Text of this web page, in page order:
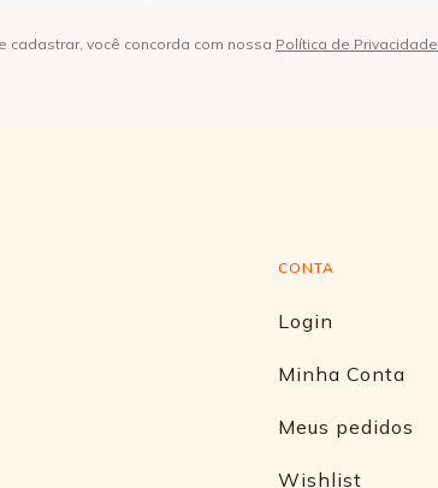
cadastrar, você concorda com nossa Política de Privacidade
CONTA
Login
Minha Conta
Meus pedidos
Wishlist